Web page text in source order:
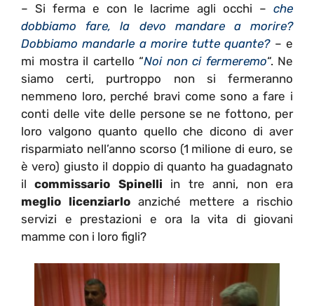
– Si ferma e con le lacrime agli occhi – che
dobbiamo fare, la devo mandare a morire?
Dobbiamo mandarle a morire tutte quante?– e
mi mostra il cartello “Noi non ci fermeremo“. Ne
siamo certi, purtroppo non si fermeranno
nemmeno loro, perché bravi come sono a fare i
conti delle vite delle persone se ne fottono, per
loro valgono quanto quello che dicono di aver
risparmiato nell’anno scorso (1 milione di euro, se
è vero) giusto il doppio di quanto ha guadagnato
il commissario Spinelli in tre anni, non era
meglio licenziarlo anziché mettere a rischio
servizi e prestazioni e ora la vita di giovani
mamme con i loro figli?